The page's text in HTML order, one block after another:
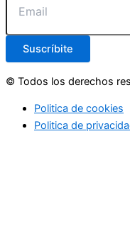
Suscríbite
© Todos los derechos
Politica de cookies
Politica de